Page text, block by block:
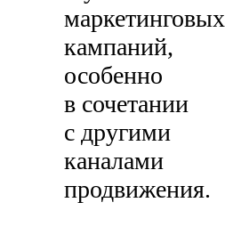
маркетинговых
кампаний,
особенно
в сочетании
с другими
каналами
продвижения.